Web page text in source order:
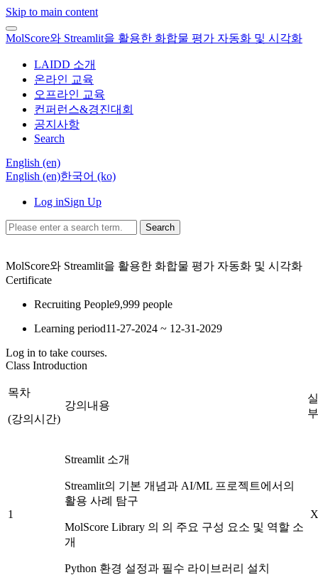
Skip to main content
MolScore와 Streamlit을 활용한 화합물 평가 자동화 및 시각화
LAIDD 소개
온라인 교육
오프라인 교육
컨퍼런스&경진대회
공지사항
Search
English ‎(en)‎
English ‎(en)‎한국어 ‎(ko)‎
Log inSign Up
Search
MolScore와 Streamlit을 활용한 화합물 평가 자동화 및 시각화
Certificate
Recruiting People9,999 people
Learning period11-27-2024 ~ 12-31-2029
Log in to take courses.
Class Introduction
목차
(강의시간)
강의내용
부
1
Streamlit 소개
Streamlit의 기본 개념과 AI/ML 프로젝트에서의
활용 사례 탐구
MolScore Library 의 의 주요 구성 요소 및 역할 소
개
Python 환경 설정과 필수 라이브러리 설치
X